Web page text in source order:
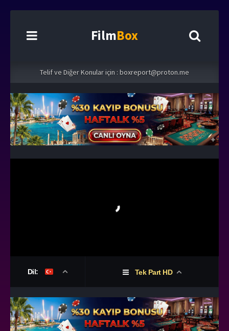
FilmBox
Telif ve Diğer Konular için : boxreport@proton.me
Dil: Tek Part HD